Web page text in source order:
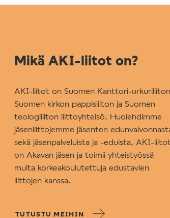
Mikä AKI-liitot on?
AKI-liitot on Suomen Kanttori-
Suomen kirkon pappisliiton ja Suomen
teologiliiton liittoyhteisö. Huolehdimme
jäsenliittojemme jäsenten
sekä jäsenpalveluista ja -eduista. AKI-liitot
on Akavan jäsen ja toimii yhteistyössä
muita korkeakoulutettuja edustavien
liittojen kanssa.
TUTUSTU MEIHIN